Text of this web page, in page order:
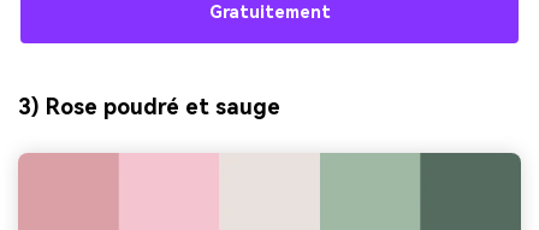
Gratuitement
3) Rose poudré et sauge